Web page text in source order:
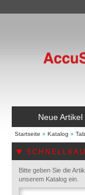
Neue Artikel
Startseite » Katalog »
Bitte geben Sie die
unserem Katalog ein.